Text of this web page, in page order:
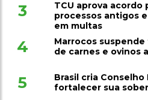
3
TCU aprova acordo
processos antigos
em multas
4
Marrocos
de carnes e ovinos
5
Brasil cria
fortalecer sua